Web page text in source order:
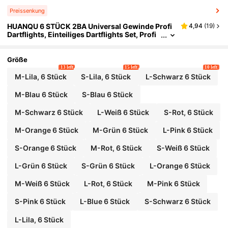
Preissenkung
HUANQU 6 STÜCK 2BA Universal Gewinde Profi
Dartflights, Einteiliges Dartflights Set, Profi
75mm/80mm kurz/mittel/lang, 8 Farboptionen
4,94 (19)
Größe
M-Lila, 6 Stück
13 left
S-Lila, 6 Stück
15 left
L-Schwarz 6 Stück
10 left
M-Blau 6 Stück S-Blau 6 Stück
M-Schwarz 6 Stück L-Weiß 6 Stück S-Rot, 6 Stück
M-Orange 6 Stück M-Grün 6 Stück L-Pink 6 Stück
S-Orange 6 Stück M-Rot, 6 Stück S-Weiß 6 Stück
L-Grün 6 Stück S-Grün 6 Stück L-Orange 6 Stück
M-Weiß 6 Stück L-Rot, 6 Stück M-Pink 6 Stück
S-Pink 6 Stück L-Blue 6 Stück S-Schwarz 6 Stück
L-Lila, 6 Stück